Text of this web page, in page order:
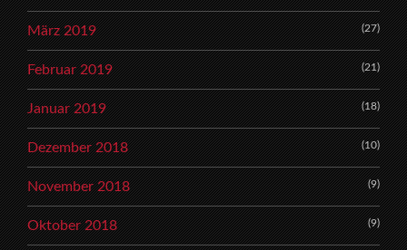
März 2019 (27)
Februar 2019 (21)
Januar 2019 (18)
Dezember 2018 (10)
November 2018 (9)
Oktober 2018 (9)